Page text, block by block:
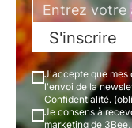
S'inscrire
J'accepte que mes
l'envoi de la
Confidentialité.
Je consens à
marketing de